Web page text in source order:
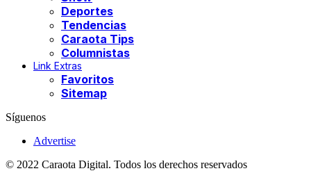
Deportes
Tendencias
Caraota Tips
Columnistas
Link Extras
Favoritos
Sitemap
Síguenos
Advertise
© 2022 Caraota Digital. Todos los derechos reservados